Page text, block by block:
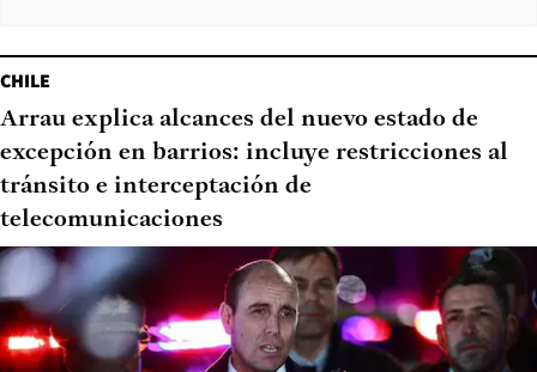
CHILE
Arrau explica alcances del nuevo estado de
excepción en barrios: incluye restricciones al
tránsito e interceptación de
telecomunicaciones